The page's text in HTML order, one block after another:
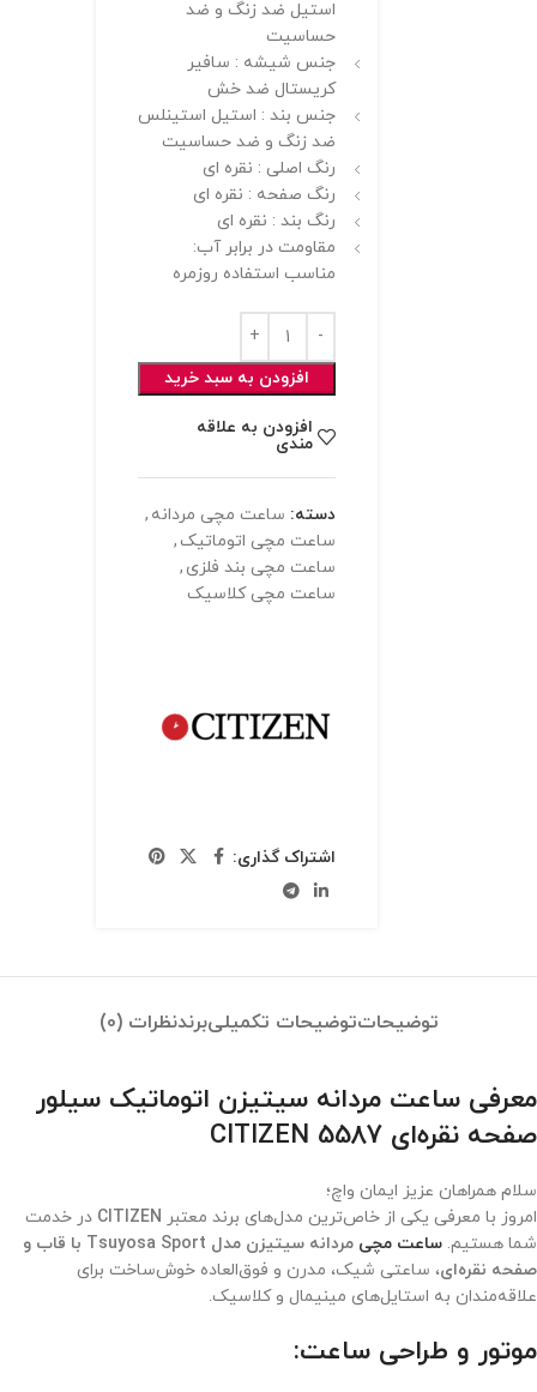
استیل ضد زنگ و ضد
حساسیت
جنس شیشه : سافیر
کریستال ضد خش
جنس بند : استیل استینلس
ضد زنگ و ضد حساسیت
رنگ اصلی : نقره ای
رنگ صفحه : نقره ای
رنگ بند : نقره ای
مقاومت در برابر آب:
مناسب استفاده روزمره
افزودن به سبد خرید
افزودن به علاقه
مندی
دسته: ساعت مچی مردانه ,
ساعت مچی اتوماتیک ,
ساعت مچی بند فلزی ,
ساعت مچی کلاسیک
اشتراک گذاری:
توضیحاتتوضیحات تکمیلیبرندنظرات (0)
معرفی ساعت مردانه سیتیزن اتوماتیک سیلور
صفحه نقره‌ای CITIZEN 5587
سلام همراهان عزیز ایمان واچ؛
امروز با معرفی یکی از خاص‌ترین مدل‌های برند معتبر CITIZEN در خدمت
شما هستیم. ساعت مچی
مردانه سیتیزن مدل Tsuyosa Sport با قاب و
صفحه نقره‌ای، ساعتی شیک، مدرن و فوق‌العاده خوش‌ساخت برای
علاقه‌مندان به استایل‌های مینیمال و کلاسیک.
موتور و طراحی ساعت: